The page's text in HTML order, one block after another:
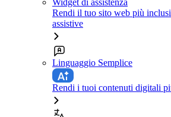
Widget di assistenza
Rendi il tuo sito web più
assistive
Linguaggio Semplice
Rendi i tuoi contenuti digitali